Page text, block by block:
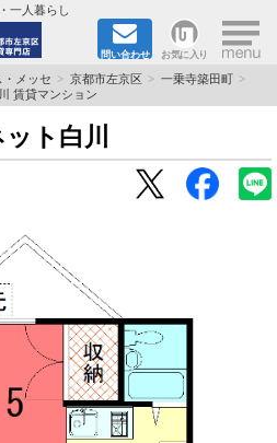
一人暮らし
問い合わせ お気に入り ×
さんに
？賃家？
メッセ 京都市左京区
一乗寺築田町
賃貸マンション
ト白川